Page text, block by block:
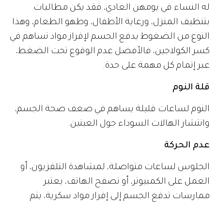
له النساء في يومهن العادي، فقد يكن مطالبات
بتنظيف المنزل، ورعاية الأطفال، وطهو الطعام، وهذا
النوع من الضغوط يدفع الجسم لإفراز مواد تساهم في
كسر الكولاجين، فالأفضل عدم الوقوع تحت الضغط،
عبر إتمام كل مهمة على حدة.
قلة النوم
النوم لساعات قليلة يساهم في ضعف صحة الجسم،
وانتشار الهالات السوداء حول العينين.
عدم الحركة
الجلوس لساعات متواصلة، لمشاهدة التلفزيون، أو
العمل على الكمبيوتر، أو تصفح الهاتف، يعتبر
ممارسات تدفع الجسم إلى إفراز مواد سكرية، يتم